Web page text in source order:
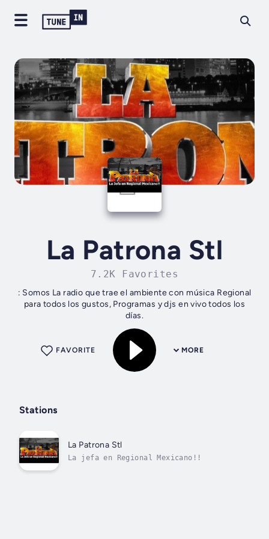
La Patrona Stl
7.2K Favorites
: Somos La radio que trae el ambiente con música Regional
para todos los gustos, Programas y djs en vivo todos los
días.
MORE
FAVORITE
Stations
La Patrona Stl
La jefa en Regional Mexicano!!